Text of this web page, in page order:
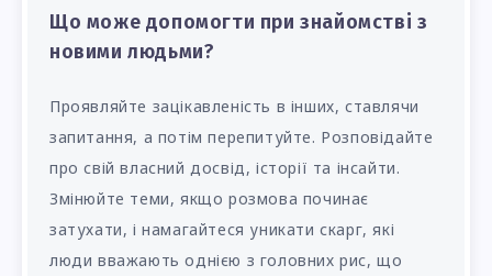
Що може допомогти при знайомстві з
новими людьми?
Проявляйте зацікавленість в інших, ставлячи
запитання, а потім перепитуйте. Розповідайте
про свій власний досвід, історії та інсайти.
Змінюйте теми, якщо розмова починає
затухати, і намагайтеся уникати скарг, які
люди вважають однією з головних рис, що